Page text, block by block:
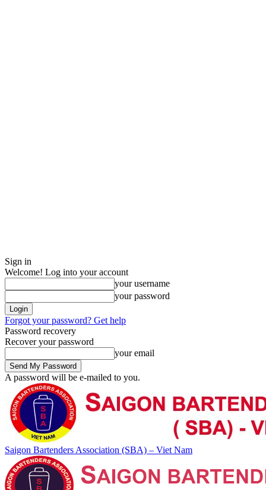
Sign in
Welcome! Log into your account
your username
your password
Forgot your password? Get help
Password recovery
Recover your password
your email
A password will be e-mailed to you.
Saigon Bartenders Association (SBA) – Viet Nam